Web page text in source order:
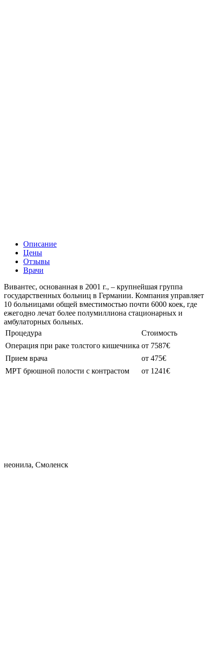
Описание
Цены
Отзывы
Врачи
Вивантес, основанная в 2001 г., – крупнейшая группа
государственных больниц в Германии. Компания управляет
10 больницами общей вместимостью почти 6000 коек, где
ежегодно лечат более полумиллиона стационарных и
амбулаторных больных.
Процедура
Стоимость
Операция при раке толстого кишечника от 7587€
Прием врача
от 475€
МРТ брюшной полости с контрастом
от 1241€
неонила, Смоленск